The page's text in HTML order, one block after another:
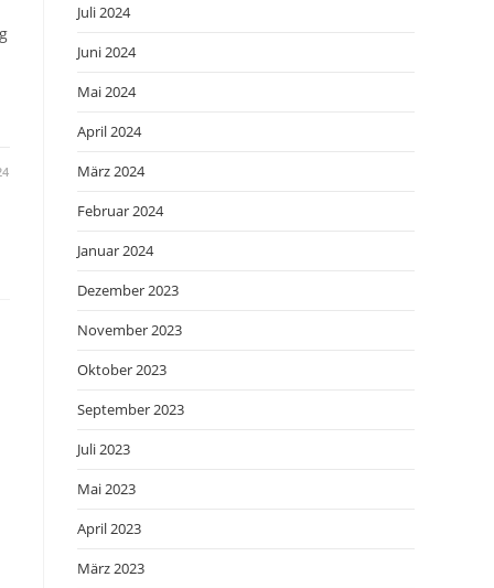
Juli 2024
Juni 2024
Mai 2024
April 2024
März 2024
Februar 2024
Januar 2024
Dezember 2023
November 2023
Oktober 2023
September 2023
Juli 2023
Mai 2023
April 2023
März 2023